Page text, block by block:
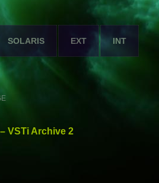
SOLARIS EXT INT
VSTi Archive 2